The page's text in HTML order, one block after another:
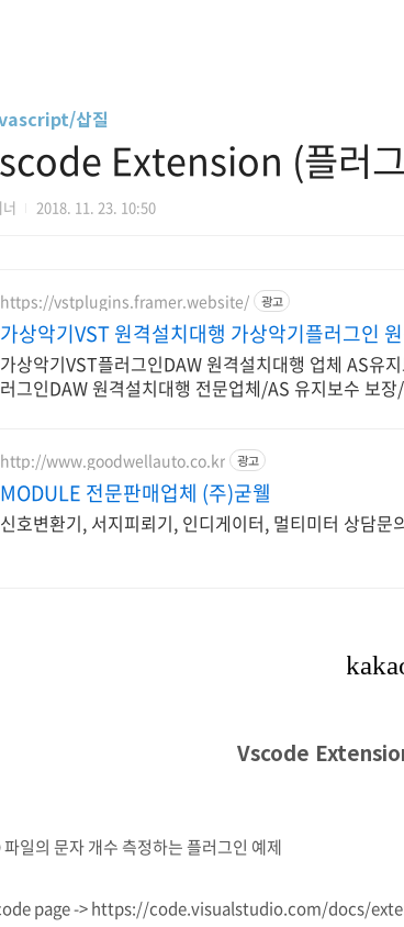
삽질
Extension (플러
2018. 11. 23. 10:50
https://vstplugins.framer.website/ 광고
가상악기VST 원격설치대행 가상악기플러그인
가상악기VST플러그인DAW 원격설치대행 업체 AS유
러그인DAW 원격설치대행 전문업체/AS 유지보수 보
http://www.goodwellauto.co.kr 광고
MODULE 전문판매업체 (주)굳웰
신호변환기, 서지피뢰기, 인디게이터, 멀티미터 상담문
Vscode
일의 문자 개수 측정하는 플러그인 예제
page -> https://code.visualstudio.com/docs/